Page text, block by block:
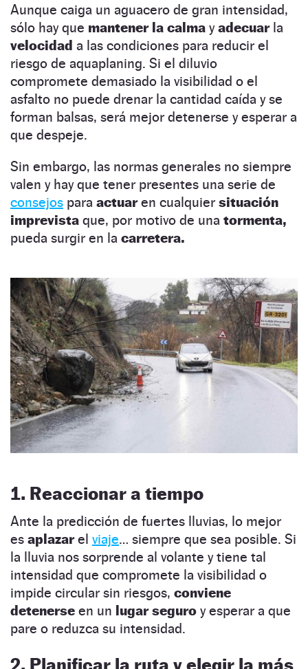
Aunque caiga un aguacero de gran intensidad,
sólo hay que mantener la calma yadecuar la
velocidad a las condiciones para reducir el
riesgo de aquaplaning. Si el diluvio
compromete demasiado la visibilidad o el
asfalto no puede drenar la cantidad caída y se
forman balsas, será mejor detenerse y esperar a
que despeje.
Sin embargo, las normas generales no siempre
valen y hay que tener presentes una serie de
consejos para actuaren cualquier situación
imprevista que, por motivo de una tormenta,
pueda surgir en la carretera.
1. Reaccionar a tiempo
Ante la predicción de fuertes lluvias, lo mejor
es aplazarel viaje… siempre que sea posible. Si
la lluvia nos sorprende al volante y tiene tal
intensidad que compromete la visibilidad o
impide circular sin riesgos, conviene
detenerse en un lugar seguro y esperar a que
pare o reduzca su intensidad.